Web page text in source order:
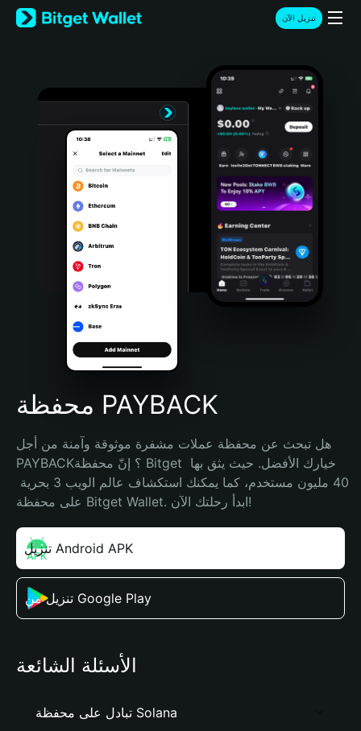
English
日本語
Türkçe
Português (Portugal)
Bahasa Indonesia
Português (Brasil)
Español (Argentina)
تنزيل الآن
محفظة PAYBACK
هل تبحث عن محفظة عملات مشفرة موثوقة وآمنة من أجل
PAYBACK؟ إنّ محفظة Bitget خيارك الأفضل. حيث يثق بها
على محفظة Bitget Wallet. ابدأ رحلتك الآن!
تنزيل Android APK
تنزيل من Google Play
الأسئلة الشائعة
تبادل على محفظة Solana